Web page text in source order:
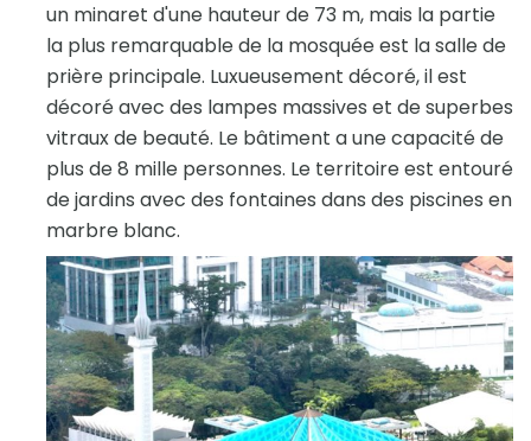
un minaret d'une hauteur de 73 m, mais la partie
la plus remarquable de la mosquée est la salle de
prière principale. Luxueusement décoré, il est
décoré avec des lampes massives et de superbes
vitraux de beauté. Le bâtiment a une capacité de
plus de 8 mille personnes. Le territoire est entouré
de jardins avec des fontaines dans des piscines en
marbre blanc.